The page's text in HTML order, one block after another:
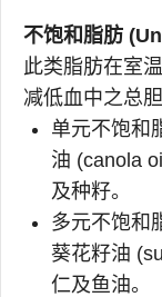
不饱和脂肪
此类脂肪在室
减低血中之总
单元不饱和
油 (canola
及种籽。
多元不饱和
葵花籽油
仁及鱼油。